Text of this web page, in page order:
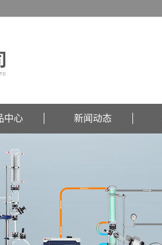
中心 新闻动态